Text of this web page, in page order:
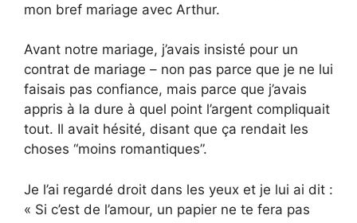
mon bref mariage avec Arthur.
Avant notre mariage, j’avais insisté pour un
contrat de mariage – non pas parce que je ne lui
faisais pas confiance, mais parce que j’avais
appris à la dure à quel point l’argent compliquait
tout. Il avait hésité, disant que ça rendait les
choses “moins romantiques”.
Je l’ai regardé droit dans les yeux et je lui ai dit :
« Si c’est de l’amour, un papier ne te fera pas